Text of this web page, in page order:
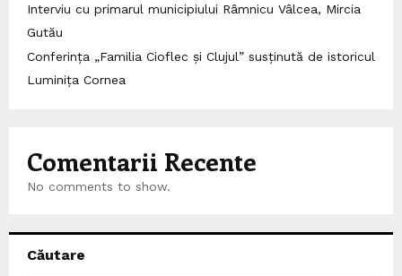
Interviu cu primarul municipiului Râmnicu Vâlcea, Mircia
Gutău
Conferința „Familia Cioflec și Clujul” susținută de istoricul
Luminița Cornea
Comentarii Recente
No comments to show.
Căutare